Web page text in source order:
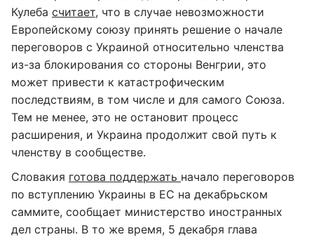
Кулеба считает, что в случае невозможности
Европейскому союзу принять решение о начале
переговоров с Украиной относительно членства
из-за блокирования со стороны Венгрии, это
может привести к катастрофическим
последствиям, в том числе и для самого Союза.
Тем не менее, это не остановит процесс
расширения, и Украина продолжит свой путь к
членству в сообществе.
Словакия готова поддержать начало переговоров
по вступлению Украины в ЕС на декабрьском
саммите, сообщает министерство иностранных
дел страны. В то же время, 5 декабря глава